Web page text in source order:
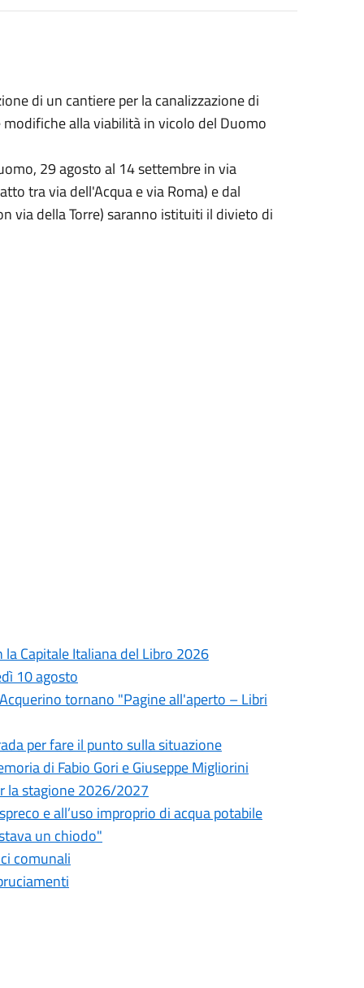
di un cantiere per la canalizzazione di
alla viabilità in vicolo del Duomo
29 agosto al 14 settembre in via
tra via dell'Acqua e via Roma) e dal
via della Torre) saranno istituiti il divieto di
Capitale Italiana del Libro 2026
10 agosto
tornano "Pagine all'aperto – Libri
per fare il punto sulla situazione
di Fabio Gori e Giuseppe Migliorini
la stagione 2026/2027
e all’uso improprio di acqua potabile
un chiodo"
comunali